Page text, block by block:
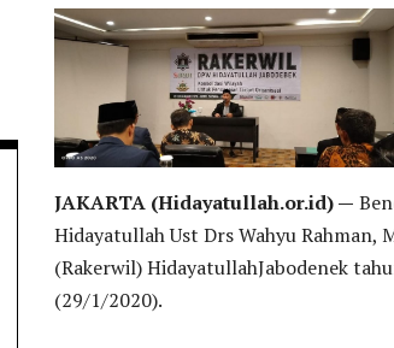
JAKARTA (Hidayatullah.or.id) —
Hidayatullah Ust Drs Wahyu Rahman,
(Rakerwil) HidayatullahJabodenek
(29/1/2020).